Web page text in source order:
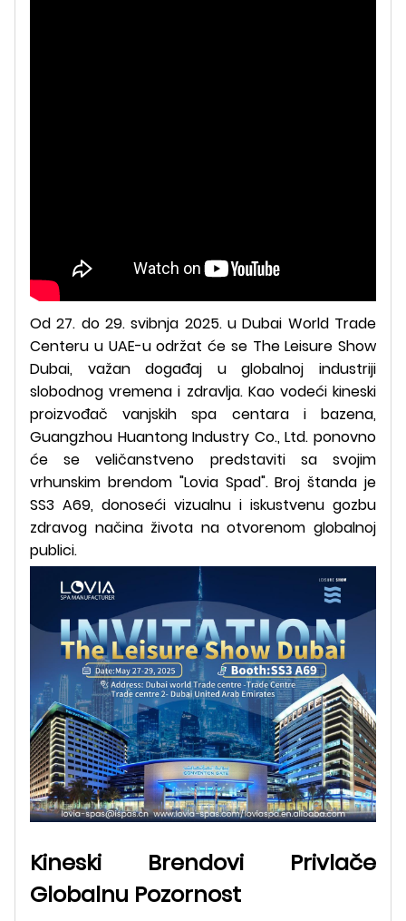
Od 27. do 29. svibnja 2025. u Dubai World Trade
Centeru u UAE-u održat će se The Leisure Show
Dubai, važan događaj u globalnoj industriji
slobodnog vremena i zdravlja. Kao vodeći kineski
proizvođač vanjskih spa centara i bazena,
Guangzhou Huantong Industry Co., Ltd. ponovno
će se veličanstveno predstaviti sa svojim
vrhunskim brendom "Lovia Spad". Broj štanda je
SS3 A69, donoseći vizualnu i iskustvenu gozbu
zdravog načina života na otvorenom globalnoj
publici.
Kineski Brendovi Privlače
Globalnu Pozornost